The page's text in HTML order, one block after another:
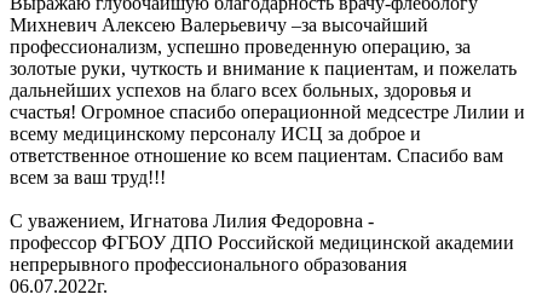
Михневич Алексею Валерьевичу –за высочайший
профессионализм, успешно проведенную операцию, за
золотые руки, чуткость и внимание к пациентам, и пожелать
дальнейших успехов на благо всех больных, здоровья и
счастья! Огромное спасибо операционной медсестре Лилии и
всему медицинскому персоналу ИСЦ за доброе и
ответственное отношение ко всем пациентам. Спасибо вам
всем за ваш труд!!!
С уважением, Игнатова Лилия Федоровна -
профессор ФГБОУ ДПО Российской медицинской академии
непрерывного профессионального образования
06.07.2022г.